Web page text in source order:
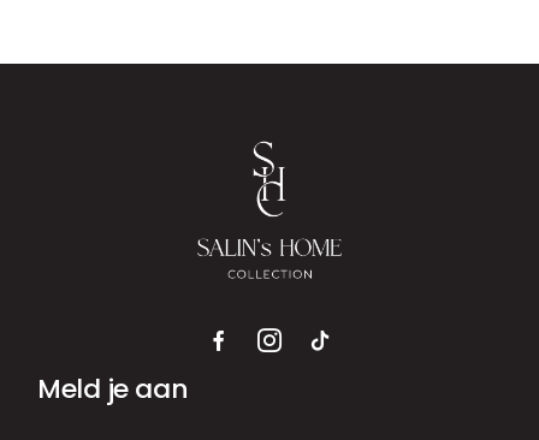
Meld je aan